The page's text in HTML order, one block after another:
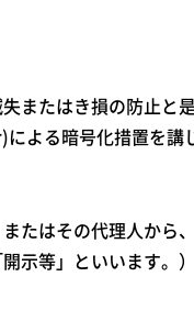
またはき損の防止と
よる暗号化措置を講
たはその代理人か
示等」といいます。